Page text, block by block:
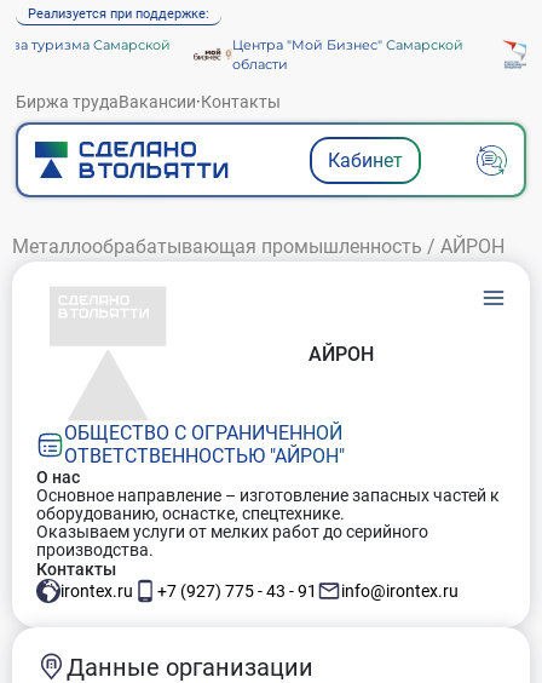
Реализуется при поддержке:
туризма Самарской
Центра "Мой Бизнес" Самарской
области
Биржа трудаВакансии·Контакты
Кабинет
Металлообрабатывающая промышленность / АЙРОН
ОБЩЕСТВО С ОГРАНИЧЕННОЙ
ОТВЕТСТВЕННОСТЬЮ "АЙРОН"
АЙРОН
О нас
Основное направление – изготовление запасных частей к
оборудованию, оснастке, спецтехнике.
Оказываем услуги от мелких работ до серийного
производства.
Контакты
irontex.ru
+7 (927) 775 - 43 - 91 info@irontex.ru
Данные организации